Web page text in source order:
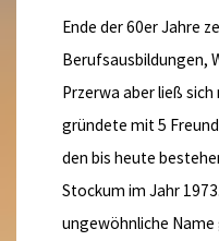
Ende der 60er Jahre
Berufsausbildungen,
Przerwa aber ließ
gründete mit 5
den bis heute
Stockum im Jahr
ungewöhnliche